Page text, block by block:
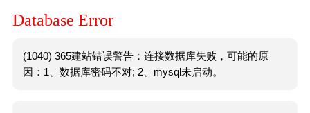
Database Error
(1040) 365建站错误警告：连接数据库失败，可能的原
因：1、数据库密码不对; 2、mysql未启动。